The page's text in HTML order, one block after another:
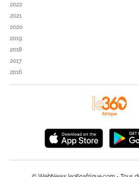
2022
2021
2020
2019
2018
2017
2016